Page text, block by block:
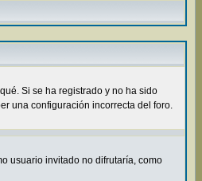
Si se ha registrado y no ha sido
una configuración incorrecta del foro.
usuario invitado no difrutaría, como